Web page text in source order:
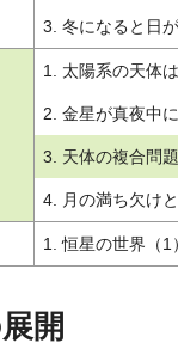
3. 冬になると日
1. 太陽系の天体
2. 金星が真夜中
3. 天体の複合問
4. 月の満ち欠けと
1. 恒星の世界（1）
開